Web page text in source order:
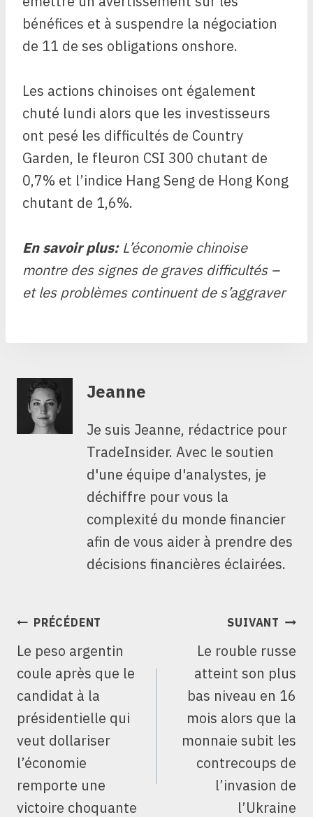
bénéfices et à suspendre la négociation
de 11 de ses obligations onshore.
Les actions chinoises ont également
chuté lundi alors que les investisseurs
ont pesé les difficultés de Country
Garden, le fleuron CSI 300 chutant de
0,7% et l’indice Hang Seng de Hong Kong
chutant de 1,6%.
En savoir plus: L’économie chinoise
montre des signes de graves difficultés –
et les problèmes continuent de s’aggraver
Jeanne
Je suis Jeanne, rédactrice pour
TradeInsider. Avec le soutien
d'une équipe d'analystes, je
déchiffre pour vous la
complexité du monde financier
afin de vous aider à prendre des
décisions financières éclairées.
NAVIGATION
L’ARTICLE
PRÉCÉDENT
Le peso argentin
coule après que le
candidat à la
présidentielle qui
veut dollariser
l’économie
remporte une
victoire choquante
SUIVANT
Le rouble russe
atteint son plus
bas niveau en 16
mois alors que la
monnaie subit les
contrecoups de
l’invasion de
l’Ukraine